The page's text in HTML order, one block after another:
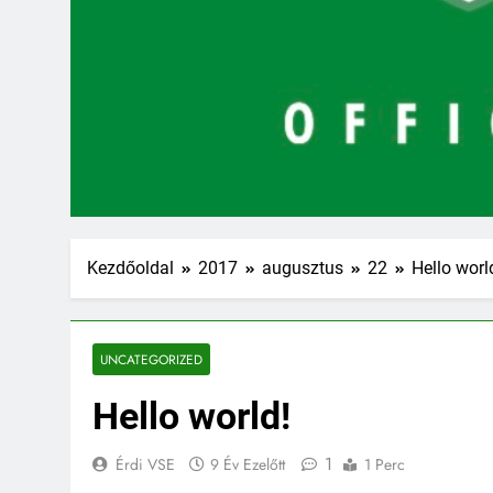
Kezdőoldal 2017 augusztus 22 Hello
UNCATEGORIZED
Hello world!
Érdi VSE 9 Év Ezelőtt 1 1 Perc